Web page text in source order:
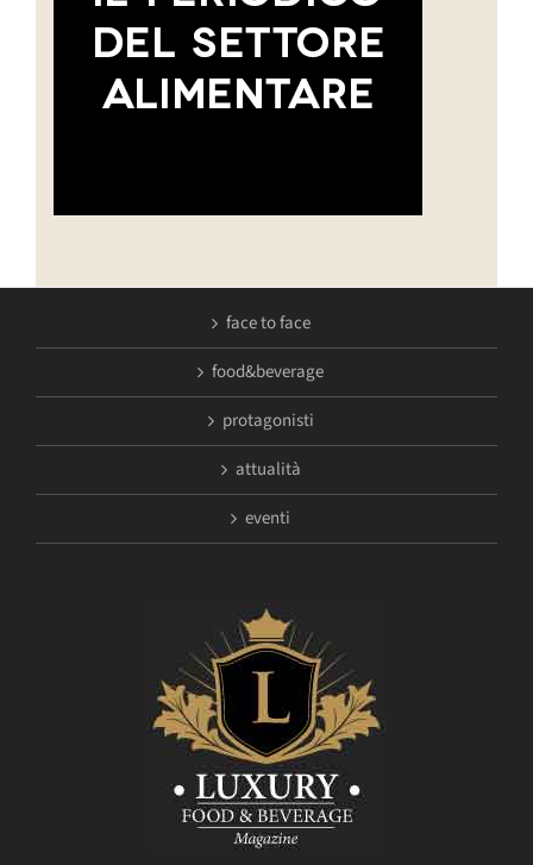
face to face
food&beverage
protagonisti
attualità
eventi